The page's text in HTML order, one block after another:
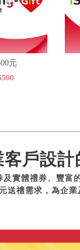
元
戶設
實體禮券、豐富
送禮需求，為企業